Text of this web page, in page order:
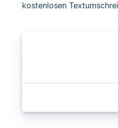
kostenlosen